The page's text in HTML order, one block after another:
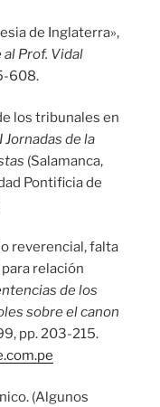
de Inglaterra»,
Prof. Vidal
608.
los tribunales en
Jornadas de la
(Salamanca,
Pontificia de
reverencial, falta
relación
de los
sobre el canon
pp. 203-215.
(Algunos